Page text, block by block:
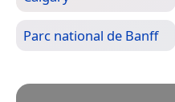
Parc national de Banff